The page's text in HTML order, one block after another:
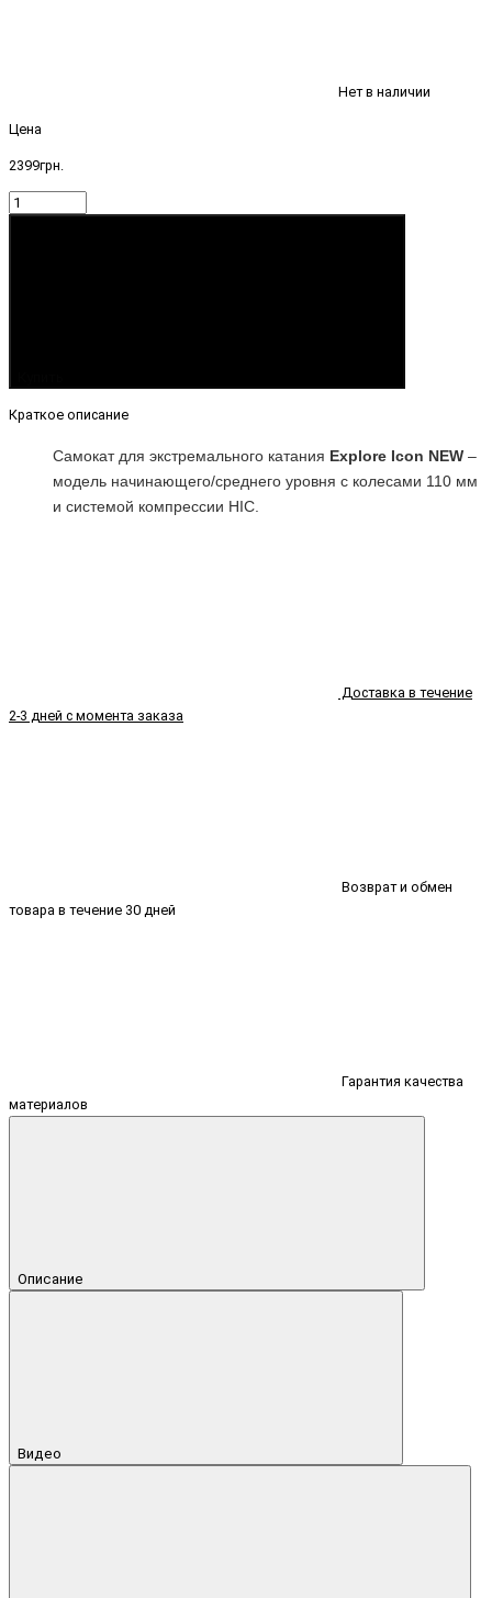
Нет в наличии
Цена
2399грн.
Краткое описание
Самокат для экстремального катания Explore Icon NEW –
модель начинающего/среднего уровня с колесами 110 мм
и системой компрессии HIC.
Доставка в течение
2-3 дней с момента заказа
Возврат и обмен
товара в течение 30 дней
Гарантия качества
материалов
Описание
Видео